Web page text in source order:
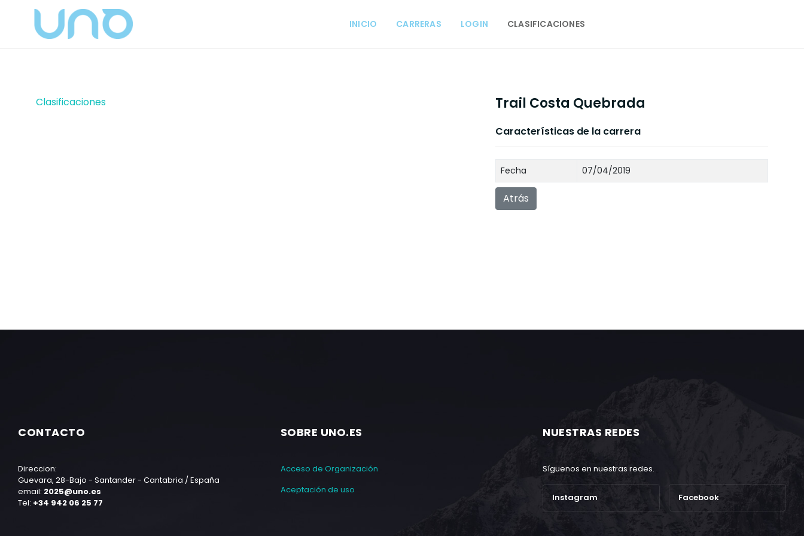
INICIO CARRERAS LOGIN CLASIFICACIONES
Clasificaciones Trail Costa Quebrada
Características de la carrera
Fecha 07/04/2019
Atrás
CONTACTO
Direccion:
Guevara, 28-Bajo - Santander - Cantabria / España
email: 2025@uno.es
Tel: +34 942 06 25 77
SOBRE UNO.ES
Acceso de Organización
Aceptación de uso
NUESTRAS REDES
Síguenos en nuestras redes.
Instagram Facebook